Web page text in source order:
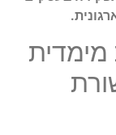
מימדית